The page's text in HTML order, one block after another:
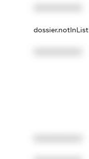
dossier.notInList